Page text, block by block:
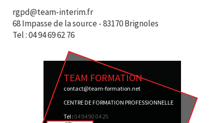
rgpd@team-interim.fr
68 Impasse de la source - 83170 Brignoles
Tel : 04 94 69 62 76
TEAM FORMATION
contact@team-formation.net
CENTRE DE FORMATION PROFESSIONNELLE
Tel : 04 94 90 04 25